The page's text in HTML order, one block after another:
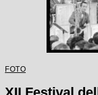
FOTO